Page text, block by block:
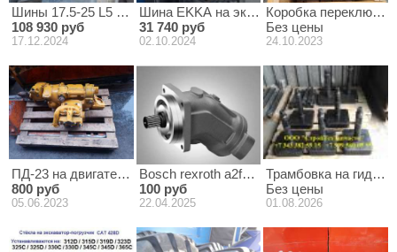
Шины 17.5-25 L5 SUPERGUIDER для фронтального
108 930 руб
17.12.2024
ПД-23 на двигатель Д-160, Д-180 бульдозера ЧТЗ Уралтрак
800 руб
05.06.2023
Шина EKKA на экскаватор 16.9-24 14PR
31 740 руб
02.10.2024
Bosch rexroth a2fm160
100 руб
22.04.2025
Коробка
Без цены
24.10.2023
Трамбовка на
Без цены
01.08.2026